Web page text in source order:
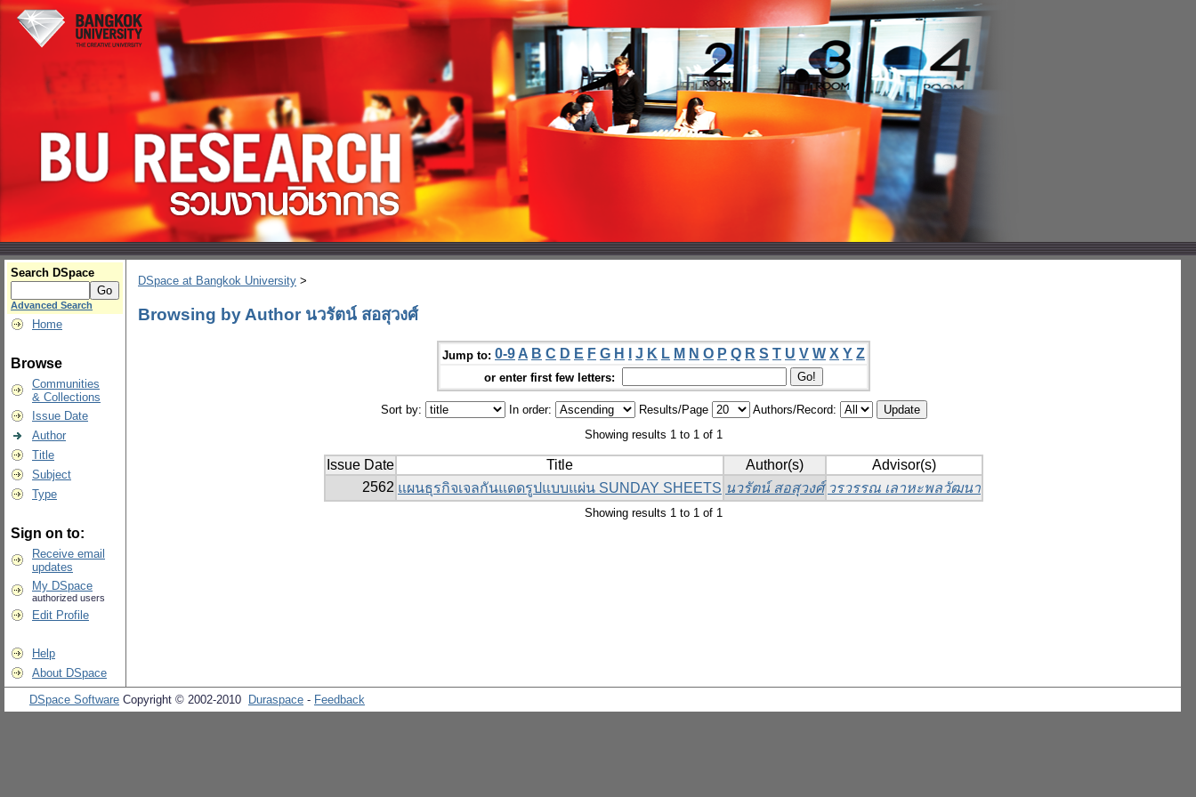
Search DSpace
Advanced Search
Home
Browse
Communities
& Collections
Issue Date
Author
Title
Subject
Type
Sign on to:
Receive email
updates
My DSpace
authorized users
Edit Profile
Help
About DSpace
DSpace at Bangkok University >
Browsing by Author นวรัตน์ สอสุวงศ์
Jump to: 0-9 A B C D E F G H J K L M N O P Q R S T U V W X Y Z
or enter first few letters:
Sort by: In order: Results/Page
Authors/Record:
Showing results 1 to 1 of 1
Issue Date Title Author(s)
Advisor(s)
2562 แผนธุรกิจเจลกันแดดรูปแบบแผ่น SUNDAY SHEETS นวรัตน์ สอสุวงศ์ วรวรรณ เลาหะพลวัฒนา
Showing results 1 to 1 of 1
DSpace Software Copyright © 2002-2010 Duraspace - Feedback